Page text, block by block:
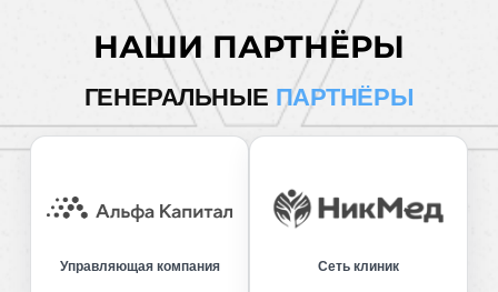
НАШИ ПАРТНЁРЫ
ГЕНЕРАЛЬНЫЕ ПАРТНЁРЫ
Управляющая компания Сеть клиник